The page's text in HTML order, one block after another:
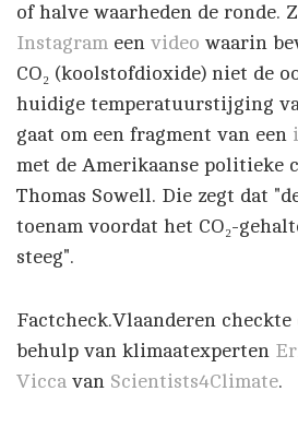
of halve waarheden de ronde.
Instagram een video waarin
CO₂ (koolstofdioxide) niet de
huidige temperatuurstijging
gaat om een fragment van een
met de Amerikaanse politieke
Thomas Sowell. Die zegt dat
toenam voordat het CO₂-
steeg".
Factcheck.Vlaanderen
behulp van klimaatexperten
Vicca van Scientists4Climate.